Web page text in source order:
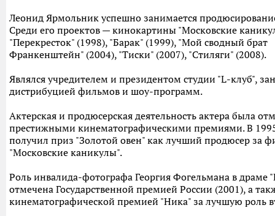
Леонид Ярмольник успешно занимается
Среди его проектов — кинокартины "Московские
"Перекресток" (1998), "Барак" (1999), "Мой сводный брат
Франкенштейн" (2004), "Тиски" (2007), "Стиляги" (2008).
Являлся учредителем и президентом студии "L-клуб",
дистрибуцией фильмов и шоу-программ.
Актерская и продюсерская деятельность актера была
престижными кинематографическими премиями. В
получил приз "Золотой овен" как лучший продюсер за
"Московские каникулы".
Роль инвалида-фотографа Георгия Фогельмана в драме
отмечена Государственной премией России (2001), а
кинематографической премией "Ника" за лучшую роль